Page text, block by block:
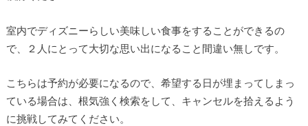
室内でディズニーらしい美味しい食事をすることができるの
で、２人にとって大切な思い出になること間違い無しです。
こちらは予約が必要になるので、希望する日が埋まってしまっ
ている場合は、根気強く検索をして、キャンセルを拾えるよう
に挑戦してみてください。